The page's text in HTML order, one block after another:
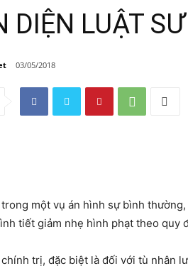
DIỆN LUẬT
03/05/2018
một vụ án hình sự bình
tiết giảm nhẹ hình phạt theo quy
trị, đặc biệt là đối với tù nhân